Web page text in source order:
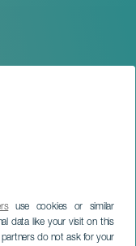
use cookies or similar
data like your visit on this
do not ask for your